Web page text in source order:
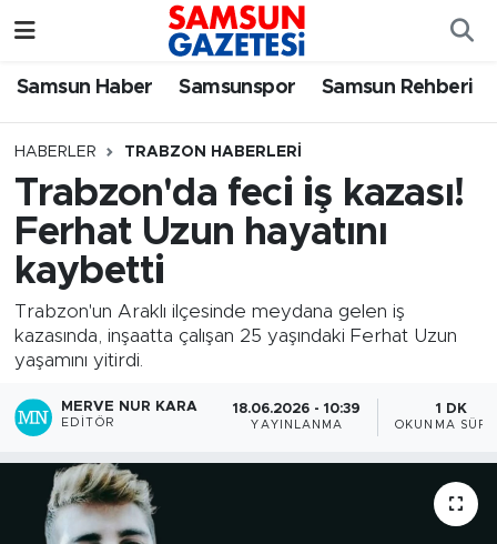
Samsun Haber Samsunspor Samsun Rehberi
HABERLER TRABZON HABERLERI
Trabzon'da feci iş kazası!
Ferhat Uzun hayatını
kaybetti
Trabzon'un Araklı ilçesinde meydana gelen iş
kazasında, inşaatta çalışan 25 yaşındaki Ferhat Uzun
yaşamını yitirdi.
MERVE NUR KARA
EDITÖR
18.06.2026 - 10:39
YAYINLANMA
1 DK
OKUNMA
Samsun Haber
Samsun Rehberi
Resmi İlanlar
Samsun Nöbetçi Eczaneler
SAMSUN Namaz Vakitleri
Samsun Trafik Yoğunluk Haritası
Süper Lig Puan Durumu ve Fikstür
Tüm Manşetler
Son Dakika Haberleri
Haber Arşivi